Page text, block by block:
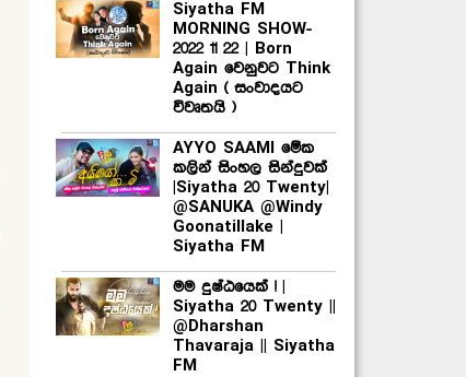
Siyatha FM
MORNING SHOW-
2022 11 22 | Born
Again වෙනුවට Think
Again ( සංවාදයට
විවෘතයි )
AYYO SAAMI මේක
කලින් සිංහල සින්දුවක්
|Siyatha 20 Twenty|
@SANUKA @Windy
Goonatillake |
Siyatha FM
මම දුෂ්ඨයෙක් ! |
Siyatha 20 Twenty ||
@Dharshan
Thavaraja || Siyatha
FM